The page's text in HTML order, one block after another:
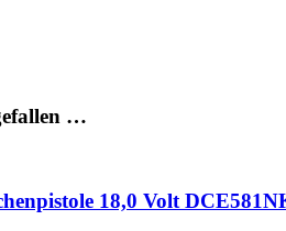
…
18,0 Volt